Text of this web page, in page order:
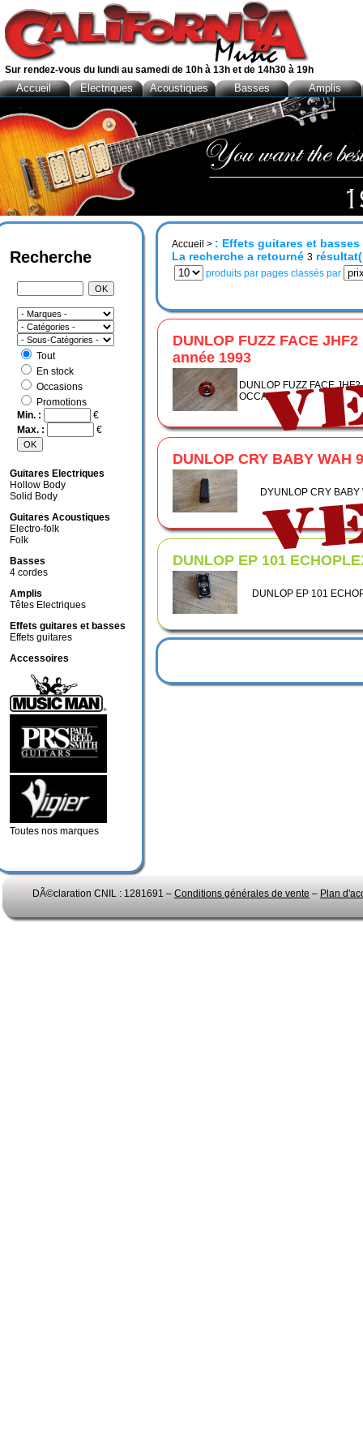
Accueil > : Effets guitares et basses
La recherche a retourné 3
produits par pages classés par
DUNLOP FUZZ FACE
année 1993
DUNLOP FUZZ FACE
OCCA1101
DUNLOP CRY BABY WAH
DYUNLOP CRY
DUNLOP EP 101
DUNLOP EP 101
Recherche
Tout
En stock
Occasions
Promotions
Min. :
€
Max. :
€
Guitares Electriques
Hollow Body
Solid Body
Guitares Acoustiques
Electro-folk
Folk
Basses
4 cordes
Amplis
Têtes Electriques
Effets guitares et basses
Effets guitares
Accessoires
Toutes nos marques
DÃ©claration CNIL : 1281691 – Conditions générales de vente – Plan
Sur rendez-vous du lundi au samedi de 10h à 13h et de 14h30 à 19h
Accueil Electriques Acoustiques Basses Amplis